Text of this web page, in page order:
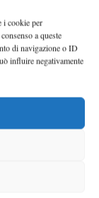
i cookie per
a queste
di navigazione o ID
influire negativamente